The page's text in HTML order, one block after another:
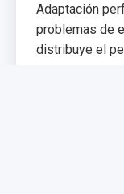
Adaptación
problemas de
distribuye el